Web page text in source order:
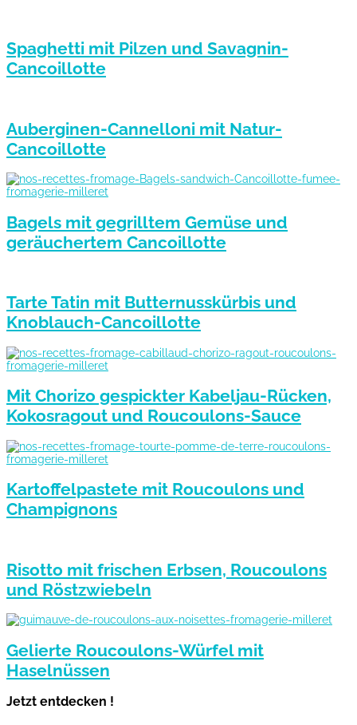
Spaghetti mit Pilzen und Savagnin-
Cancoillotte
Auberginen-Cannelloni mit Natur-
Cancoillotte
Bagels mit gegrilltem Gemüse und
geräuchertem Cancoillotte
Tarte Tatin mit Butternusskürbis und
Knoblauch-Cancoillotte
Mit Chorizo gespickter Kabeljau-Rücken,
Kokosragout und Roucoulons-Sauce
Kartoffelpastete mit Roucoulons und
Champignons
Risotto mit frischen Erbsen, Roucoulons
und Röstzwiebeln
Gelierte Roucoulons-Würfel mit
Haselnüssen
Jetzt entdecken !